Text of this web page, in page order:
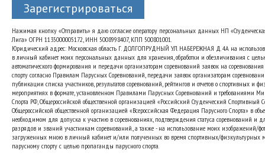
Зарегистрироваться
Нажимая кнопку «Отправить» я даю согласие оператору персональных данных НП
Лига» ОГРН 1135000005172, ИНН 5008998407, КПП 500801001.
Юридический адрес: Московская область Г. ДОЛГОПРУДНЫЙ УЛ. НАБЕРЕЖНАЯ Д. 4А на
в личный кабинет моих персональных данных для хранения, обработки и обезличивания с
автоматического формирования и передачи организаторам соревнований заявок на
спорту согласно Правилам Парусных Соревнований, передачи заявок организаторам
публикации списка участников, результатов соревнований, рейтингов и отчетов о спортивных и
мероприятиях в формате, установленном Правилами Парусных Соревнований и требованиями
Спорта РФ, Общероссийской общественной организацией «Российский Студенческий Спортивный
Общероссийской общественной организацией «Всероссийская Федерация Парусного Спорта» в
необходимом для допуска к участию в соревнованиях, подтверждения статуса соревнований и
разрядов и званий участникам соревнований., а также - на использование моих изображений/
загруженных мною в личный кабинет и/или полученных во время спортивных/физкультурных
парусному спорту с целью пропаганды парусного спорта.